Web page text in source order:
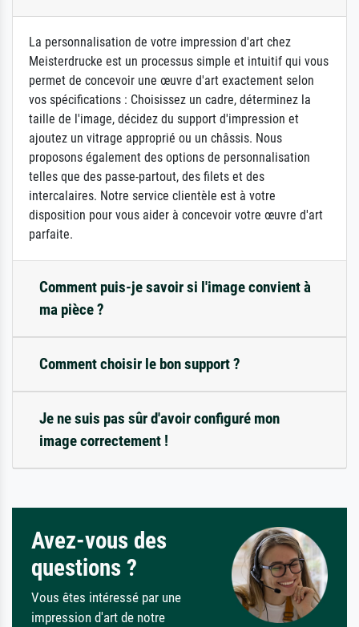
La personnalisation de votre impression d'art chez
Meisterdrucke est un processus simple et intuitif qui vous
permet de concevoir une œuvre d'art exactement selon
vos spécifications : Choisissez un cadre, déterminez la
taille de l'image, décidez du support d'impression et
ajoutez un vitrage approprié ou un châssis. Nous
proposons également des options de personnalisation
telles que des passe-partout, des filets et des
intercalaires. Notre service clientèle est à votre
disposition pour vous aider à concevoir votre œuvre d'art
parfaite.
Comment puis-je savoir si l'image convient à
ma pièce ?
Comment choisir le bon support ?
Je ne suis pas sûr d'avoir configuré mon
image correctement !
Avez-vous des
questions ?
Vous êtes intéressé par une
impression d'art de notre